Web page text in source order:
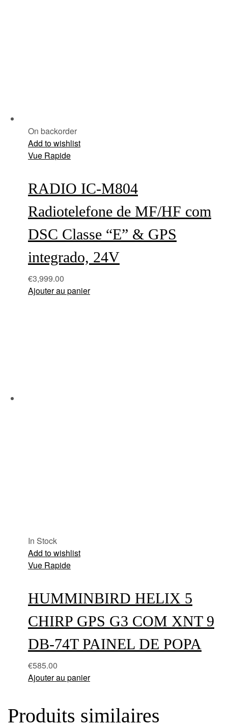
On backorder
Add to wishlist
Vue Rapide
RADIO IC-M804
Radiotelefone de MF/HF com
DSC Classe “E” & GPS
integrado, 24V
€3,999.00
Ajouter au panier
In Stock
Add to wishlist
Vue Rapide
HUMMINBIRD HELIX 5
CHIRP GPS G3 COM XNT 9
DB-74T PAINEL DE POPA
€585.00
Ajouter au panier
Produits similaires